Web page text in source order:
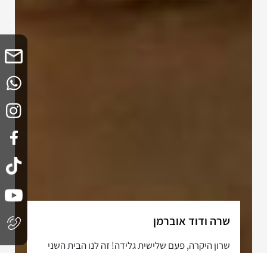
שרה ודוד אוברמן
שרון היקרה, פעם שלישית גלידה! זה לנו הבית השני